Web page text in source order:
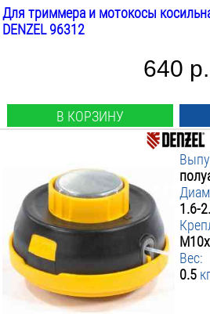
Для триммера и мотокосы
DENZEL 96312
640 р.
В КОРЗИНУ
1.6-
Вес:
0.5